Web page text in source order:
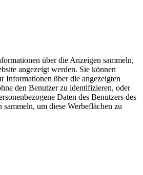
über die Anzeigen sammeln,
angezeigt werden. Sie können
Informationen über die angezeigten
den Benutzer zu identifizieren, oder
Daten des Benutzers des
um diese Werbeflächen zu